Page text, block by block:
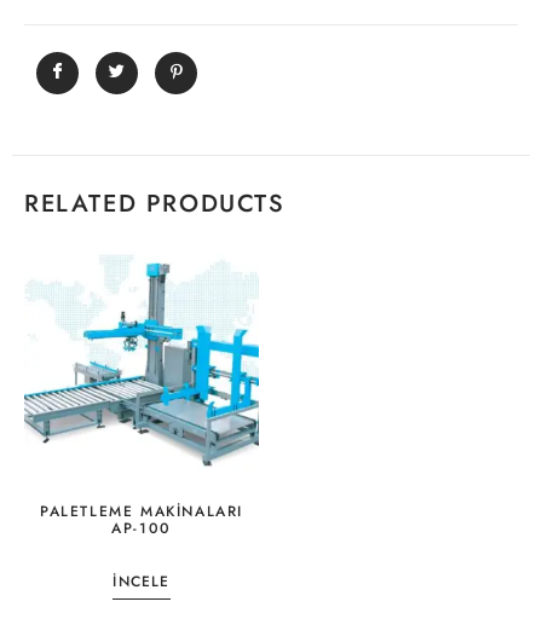
RELATED PRODUCTS
PALETLEME MAKİNALARI
AP-100
İNCELE